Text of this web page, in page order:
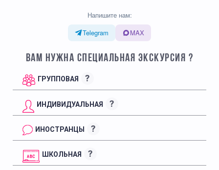
Напишите нам:
Telegram
MAX
ВАМ НУЖНА СПЕЦИАЛЬНАЯ ЭКСКУРСИЯ ?
ГРУППОВАЯ ?
ИНДИВИДУАЛЬНАЯ ?
ИНОСТРАНЦЫ ?
ШКОЛЬНАЯ ?